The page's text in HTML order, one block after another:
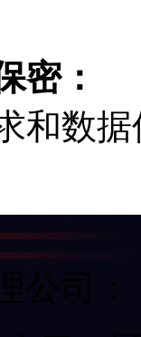
：
数据
司：